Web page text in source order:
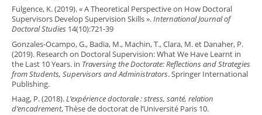
Fulgence, K. (2019). « A Theoretical Perspective on How Doctoral
Supervisors Develop Supervision Skills ».International Journal of
Doctoral Studies 14(10):721‑39
Gonzales-Ocampo, G., Badia, M., Machin, T., Clara, M. et Danaher, P.
(2019). Research on Doctoral Supervision: What We Have Learnt in
the Last 10 Years. in Traversing the Doctorate: Reflections and Strategies
from Students, Supervisors and Administrators. Springer International
Publishing.
Haag, P. (2018).L’expérience doctorale : stress, santé, relation
d’encadrement, Thèse de doctorat de l’Université Paris 10.